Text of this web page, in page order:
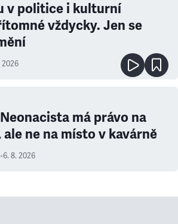
v politice i kulturní
vždycky. Jen se
2026
má právo na
ale ne na místo v kavárně
•6. 8. 2026